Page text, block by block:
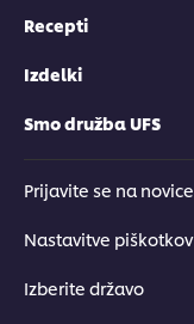
Recepti
Izdelki
Smo družba UFS
Prijavite se na novice
Nastavitve piškotkov
Izberite državo